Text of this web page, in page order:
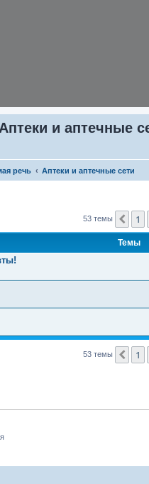
Аптеки и аптечные
речь Аптеки и аптечные сети
53 темы 1
Темы
53 темы 1